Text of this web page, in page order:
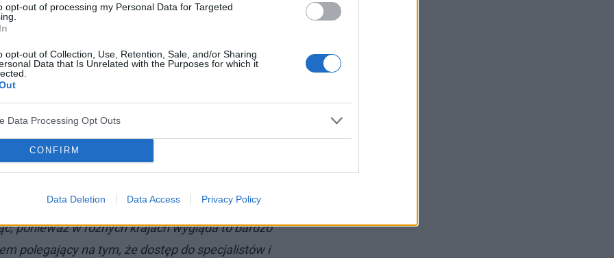
opt-out of processing my Personal Data for Targeted
opt-out of Collection, Use, Retention, Sale, and/or Sharing
Data that Is Unrelated with the Purposes for which it
Data Processing Opt Outs
CONFIRM
Data Deletion Data Access Privacy Policy
Europejskim 10 lipca br., europosłowie i
przez lata była chorobą umniejszaną i
a cierpiące na nią kobiety często
się to zmienia. Uczestnicy debaty wezwali Komisję
na rzecz walki z tą chorobą.
polityką skoordynowaną w ramach Unii
działania, natomiast Unia Europejska może
i mobilizującym wobec krajów europejskich,
ponieważ w różnych krajach wygląda to bardzo
polegający na tym, że dostęp do specjalistów i